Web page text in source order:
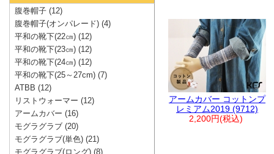
アームカバー コットンプ
レミアム2019 (9712)
2,200円(税込)
腹巻帽子 (12)
腹巻帽子(オンパレード) (4)
平和の靴下(22㎝) (12)
平和の靴下(23㎝) (12)
平和の靴下(24㎝) (12)
平和の靴下(25～27cm) (7)
ATBB (12)
リストウォーマー (12)
アームカバー (16)
モグラグラブ (20)
モグラグラブ(単色) (21)
モグラグラブ(ロング) (8)